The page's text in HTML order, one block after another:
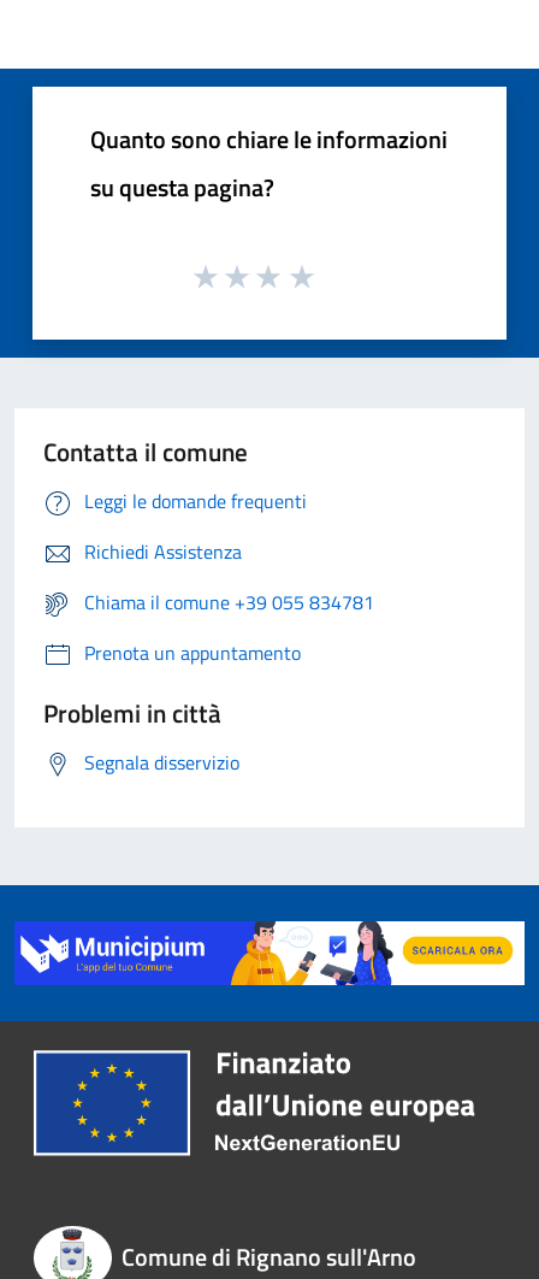
Quanto sono chiare le informazioni
su questa pagina?
Contatta il comune
Leggi le domande frequenti
Richiedi Assistenza
Chiama il comune +39 055 834781
Prenota un appuntamento
Problemi in città
Segnala disservizio
Comune di Rignano sull'Arno